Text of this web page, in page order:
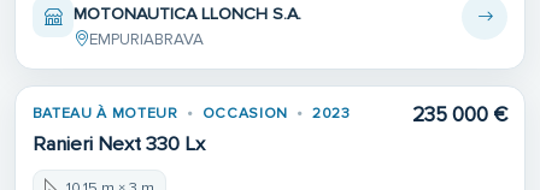
MOTONAUTICA LLONCH S.A.
EMPURIABRAVA
BATEAU À MOTEUR OCCASION 2023
Ranieri Next 330 Lx
235 000 €